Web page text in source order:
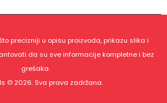
precizniji u opisu proizvoda, prikazu slika i
da su sve informacije kompletne i bez
grešaka.
© 2026. Sva prava zadržana.